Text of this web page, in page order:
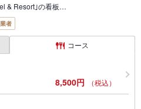
& Resort｣の看板…
者
コース
8,500円 （税込）